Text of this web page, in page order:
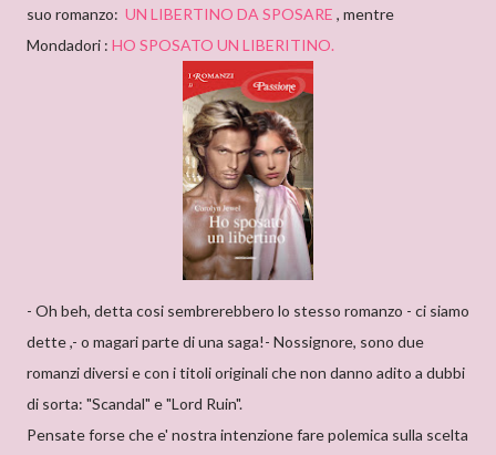
suo romanzo: UN LIBERTINO DA SPOSARE , mentre
Mondadori : HO SPOSATO UN LIBERITINO.
- Oh beh, detta cosi sembrerebbero lo stesso romanzo - ci siamo
dette ,- o magari parte di una saga!- Nossignore, sono due
romanzi diversi e con i titoli originali che non danno adito a dubbi
di sorta: "Scandal" e "Lord Ruin".
Pensate forse che e' nostra intenzione fare polemica sulla scelta